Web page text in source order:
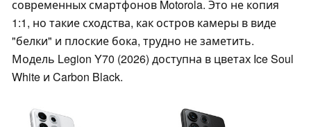
современных смартфонов Motorola. Это не копия
1:1, но такие сходства, как остров камеры в виде
"белки" и плоские бока, трудно не заметить.
Модель Legion Y70 (2026) доступна в цветах Ice Soul
White и Carbon Black.